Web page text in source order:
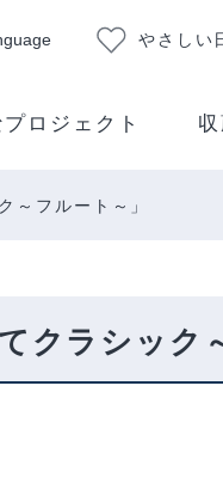
やさしい
ロジェクト
～フルート～」
クラシック